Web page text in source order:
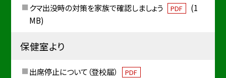
クマ出没時の対策を家族で確認しましょう PDF
(1
MB)
保健室より
出席停止について（登校届） PDF